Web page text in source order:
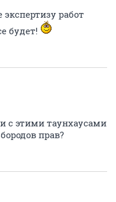
работ
будет!
с этими таунхаусами
прав?